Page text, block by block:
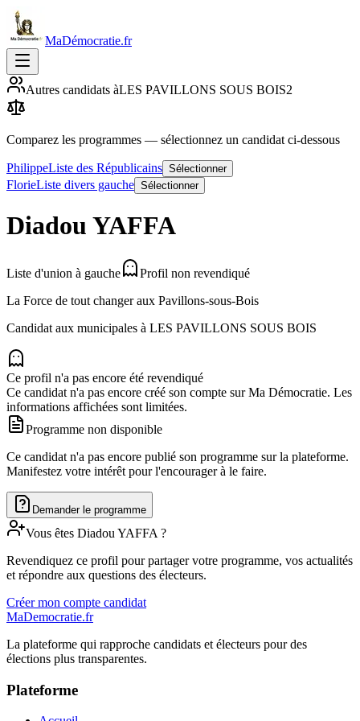
MaDémocratie.fr
Autres candidats àLES PAVILLONS SOUS BOIS2
Comparez les programmes — sélectionnez un candidat ci-dessous
PhilippeListe des Républicains Sélectionner
FlorieListe divers gauche Sélectionner
Diadou YAFFA
Liste d'union à gauche
Profil non revendiqué
La Force de tout changer aux Pavillons-sous-Bois
Candidat aux municipales à LES PAVILLONS SOUS BOIS
Ce profil n'a pas encore été revendiqué
Ce candidat n'a pas encore créé son compte sur Ma Démocratie. Les
informations affichées sont limitées.
Programme non disponible
Ce candidat n'a pas encore publié son programme sur la plateforme.
Manifestez votre intérêt pour l'encourager à le faire.
Demander le programme
Vous êtes Diadou YAFFA ?
Revendiquez ce profil pour partager votre programme, vos actualités
et répondre aux questions des électeurs.
Créer mon compte candidat
MaDemocratie.fr
La plateforme qui rapproche candidats et électeurs pour des
élections plus transparentes.
Plateforme